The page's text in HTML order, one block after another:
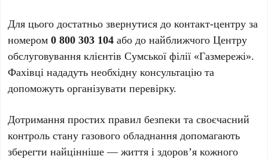
Для цього достатньо звернутися до контакт-центру за
номером0 800 303 104 або до найближчого Центру
обслуговування клієнтів Сумської філії «Газмережі».
Фахівці нададуть необхідну консультацію та
допоможуть організувати перевірку.
Дотримання простих правил безпеки та своєчасний
контроль стану газового обладнання допомагають
зберегти найцінніше — життя і здоров’я кожного